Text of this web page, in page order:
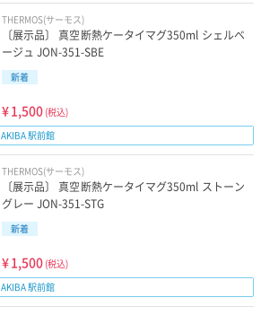
THERMOS(サーモス)
〔展示品〕 真空断熱ケータイマグ350ml シェルベ
ージュ JON-351-SBE
新着
¥1,500 (税込)
AKIBA 駅前館
THERMOS(サーモス)
〔展示品〕 真空断熱ケータイマグ350ml ストーン
グレー JON-351-STG
新着
¥1,500 (税込)
AKIBA 駅前館